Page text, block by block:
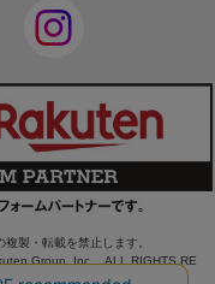
製・転載を禁止します。
Group, Inc. ALL RIGHTS RE